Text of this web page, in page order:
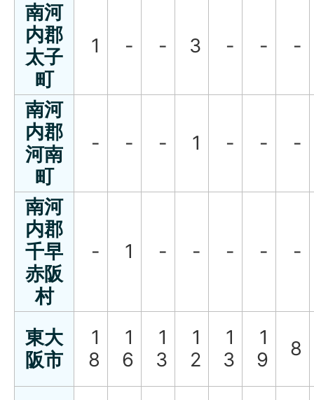
南河
内郡
太子
町
1 - - 3 - - -
南河
内郡
河南
町
- - - 1 - - -
南河
内郡
千早
赤阪
村
- 1 - - - - -
東大
阪市
1
8
1
6
1
3
1
2
1
3
1
9
8